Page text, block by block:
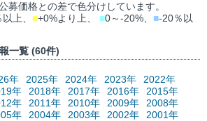
募価格との差で色分けしています。
上、 ■+0%より上、 ■0～-20%、 ■-20％以
一覧 (60件)
年 2025年 2024年 2023年
2022年
年 2018年 2017年 2016年
2015年
年 2011年 2010年 2009年
2008年
年 2004年 2003年 2002年 2001年